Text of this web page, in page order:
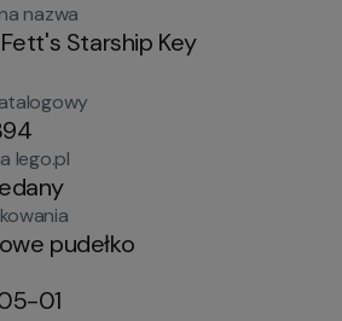
nazwa
Starship Key
lego.pl
pudełko
01